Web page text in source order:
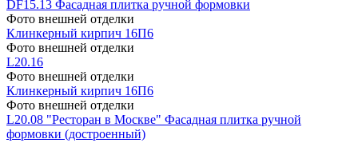
DF15.13 Фасадная плитка ручной формовки
Фото внешней отделки
Клинкерный кирпич 16П6
Фото внешней отделки
L20.16
Фото внешней отделки
Клинкерный кирпич 16П6
Фото внешней отделки
L20.08 "Ресторан в Москве" Фасадная плитка ручной
формовки (достроенный)